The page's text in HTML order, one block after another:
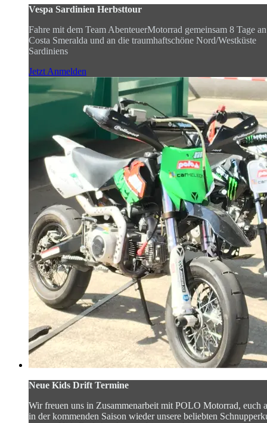
Vespa Sardinien Herbsttour
Fahre mit dem Team AbenteuerMotorrad gemeinsam 8 Tage
Costa Smeralda und an die traumhaftschöne Nord/Westküste
Sardiniens
Jetzt Anmelden
Neue Kids Drift Termine
Wir freuen uns in Zusammenarbeit mit POLO Motorrad, euch
in der kommenden Saison wieder unsere beliebten